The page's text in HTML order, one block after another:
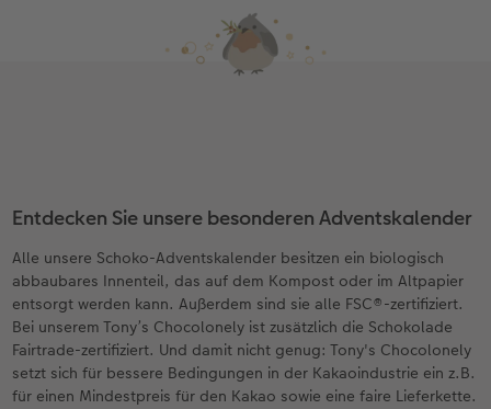
Entdecken Sie unsere besonderen Adventskalender
Alle unsere Schoko-Adventskalender besitzen ein biologisch
abbaubares Innenteil, das auf dem Kompost oder im Altpapier
entsorgt werden kann. Außerdem sind sie alle FSC®-zertifiziert.
Bei unserem Tony’s Chocolonely ist zusätzlich die Schokolade
Fairtrade-zertifiziert. Und damit nicht genug: Tony's Chocolonely
setzt sich für bessere Bedingungen in der Kakaoindustrie ein z.B.
für einen Mindestpreis für den Kakao sowie eine faire Lieferkette.